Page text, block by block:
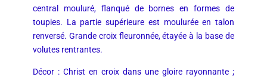
central mouluré, flanqué de bornes en formes de
toupies. La partie supérieure est moulurée en talon
renversé. Grande croix fleuronnée, étayée à la base de
volutes rentrantes.
Décor : Christ en croix dans une gloire rayonnante ;